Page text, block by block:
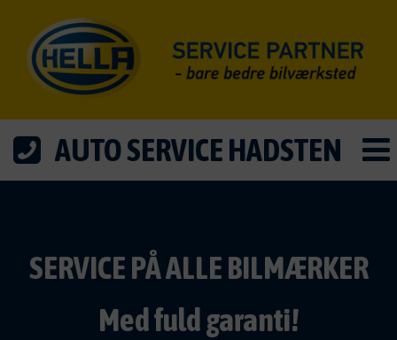
AUTO SERVICE HADSTEN
SERVICE PÅ ALLE BILMÆRKER
Med fuld garanti!